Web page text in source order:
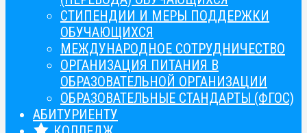
СТИПЕНДИИ И МЕРЫ ПОДДЕРЖКИ
ОБУЧАЮЩИХСЯ
МЕЖДУНАРОДНОЕ СОТРУДНИЧЕСТВО
ОРГАНИЗАЦИЯ ПИТАНИЯ В
ОБРАЗОВАТЕЛЬНОЙ ОРГАНИЗАЦИИ
ОБРАЗОВАТЕЛЬНЫЕ СТАНДАРТЫ (ФГОС)
АБИТУРИЕНТУ